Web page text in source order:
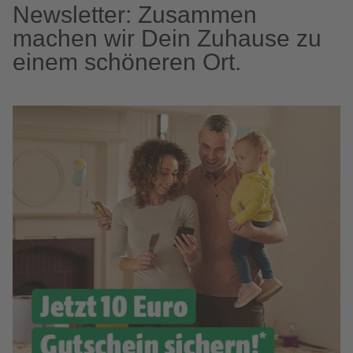
Newsletter: Zusammen
machen wir Dein Zuhause zu
einem schöneren Ort.